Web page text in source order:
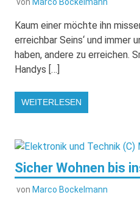
von Marco Bockelmann
Kaum einer möchte ihn
erreichbar Seins‘ und immer
haben, andere zu erreichen.
Handys […]
WEITERLESEN
Sicher Wohnen bis
von Marco Bockelmann